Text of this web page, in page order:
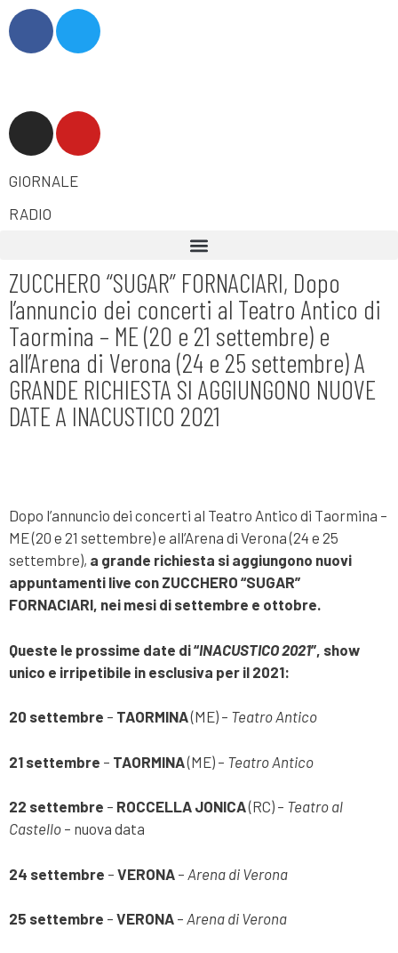
GIORNALE
RADIO
ZUCCHERO “SUGAR” FORNACIARI, Dopo
l’annuncio dei concerti al Teatro Antico di
Taormina – ME (20 e 21 settembre) e
all’Arena di Verona (24 e 25 settembre) A
GRANDE RICHIESTA SI AGGIUNGONO NUOVE
DATE A INACUSTICO 2021
Dopo l’annuncio dei concerti al Teatro Antico di Taormina –
ME (20 e 21 settembre) e all’Arena di Verona (24 e 25
settembre), a grande richiesta si aggiungono nuovi
appuntamenti live con ZUCCHERO “SUGAR”
FORNACIARI, nei mesi di settembre e ottobre.
Queste le prossime date di “INACUSTICO 2021”, show
unico e irripetibile in esclusiva per il 2021:
20 settembre – TAORMINA(ME) – Teatro Antico
21 settembre – TAORMINA(ME) – Teatro Antico
22 settembre – ROCCELLA JONICA(RC) – Teatro al
Castello – nuova data
24 settembre – VERONA – Arena di Verona
25 settembre – VERONA – Arena di Verona